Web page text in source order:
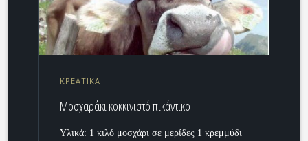
ΚΡΕΑΤΙΚΑ
Μοσχαράκι κοκκινιστό πικάντικο
Υλικά: 1 κιλό μοσχάρι σε μερίδες 1 κρεμμύδι